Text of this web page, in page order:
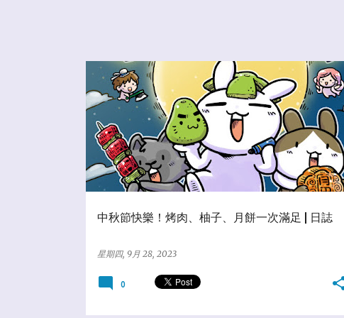
中秋節快樂！烤肉、柚子、月餅一次滿足 | 日誌
星期四, 9月 28, 2023
★分享教學區
0